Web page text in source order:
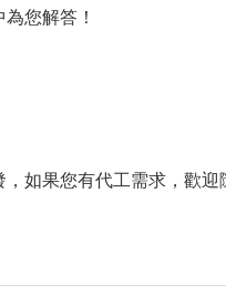
您解答！
如果您有代工需求，歡迎